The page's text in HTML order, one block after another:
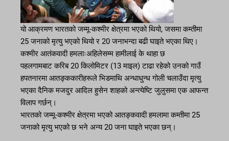
यो आक्रमण भारतको जम्मू-कश्मीर क्षेत्रमा भएको थियो, जसमा कम्तीमा
25 जनाको मृत्यु भएको थियो र 20 जनाभन्दा बढी घाइते भएका थिए।
कश्मीर आतंकवादी हमलाःअहिलेसम्म हामीलाई के थाहा छ
पहलगामबाट करिब 20 किलोमिटर (13 माइल) टाढा रहेको उनको गाउँ
हपतनारमा आतङ्ककारीहरूले भिडमाथि अन्धाधुन्ध गोली चलाउँदा मृत्यु
भएका दैनिक मजदुर आदिल हुसेन शाहको अन्त्येष्टि जुलुसमा एक आफन्त
विलाप गर्छन्।
भारतको जम्मू-कश्मीर क्षेत्रमा भएको आतङ्कवादी हमलामा कम्तीमा 25
जनाको मृत्यु भएको छ भने अन्य 20 जना घाइते भएका छन्।